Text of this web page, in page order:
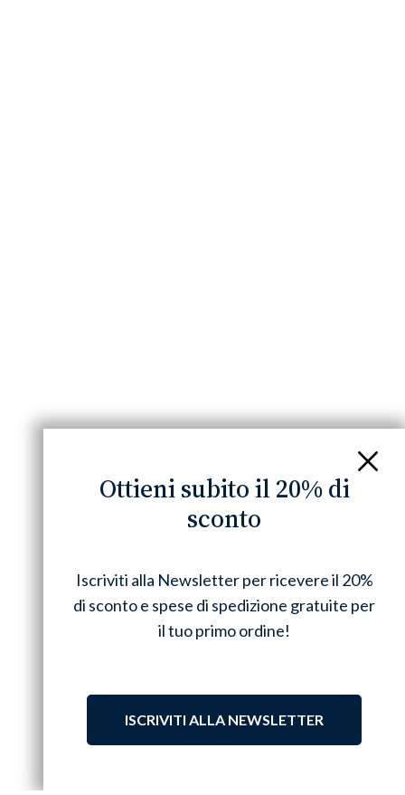
Chiudi
Ottieni subito il 20% di
sconto
Iscriviti alla Newsletter per ricevere il 20%
di sconto e spese di spedizione gratuite per
il tuo primo ordine!
ISCRIVITI ALLA NEWSLETTER